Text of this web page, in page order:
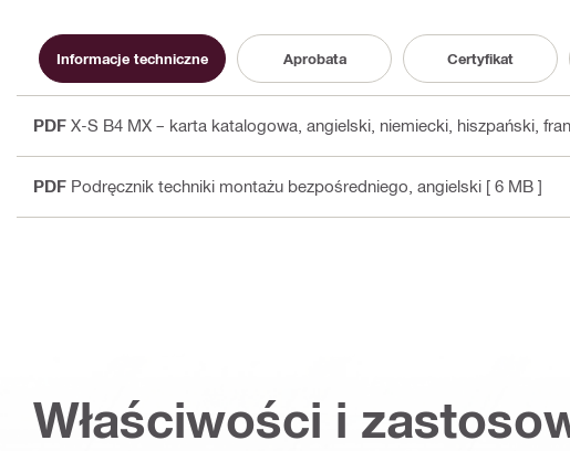
Informacje techniczne Aprobata Certyfikat
PDF X-S B4 MX – karta katalogowa , angielski, niemiecki, hiszpański,
PDF Podręcznik techniki montażu bezpośredniego , angielski [ 6 MB ]
Właściwości i